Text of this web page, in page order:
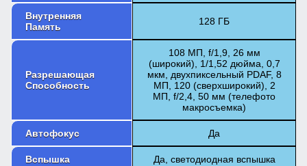
Внутренняя
Память
128 ГБ
Разрешающая
Способность
108 МП, f/1,9, 26 мм
(широкий), 1/1,52 дюйма, 0,7
мкм, двухпиксельный PDAF, 8
МП, 120 (сверхширокий), 2
МП, f/2,4, 50 мм (телефото
макросъемка)
Автофокус Да
Вспышка Да, светодиодная вспышка